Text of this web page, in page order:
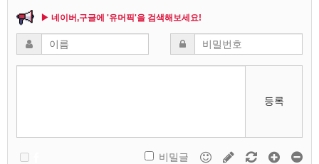
▶ 네이버,구글에 '유머픽'을 검색해보세요!
등록
비밀글